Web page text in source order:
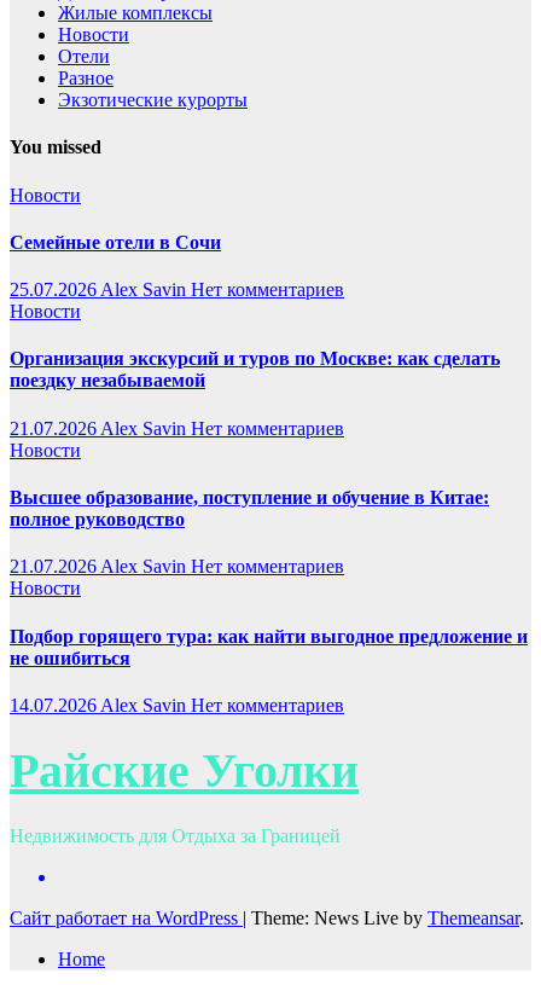
Жилые комплексы
Новости
Отели
Разное
Экзотические курорты
You missed
Новости
Семейные отели в Сочи
25.07.2026 Alex Savin Нет комментариев
Новости
Организация экскурсий и туров по Москве: как сделать
поездку незабываемой
21.07.2026 Alex Savin Нет комментариев
Новости
Высшее образование, поступление и обучение в Китае:
полное руководство
21.07.2026 Alex Savin Нет комментариев
Новости
Подбор горящего тура: как найти выгодное предложение и
не ошибиться
14.07.2026 Alex Savin Нет комментариев
Райские Уголки
Недвижимость для Отдыха за Границей
Сайт работает на WordPress | Theme: News Live by Themeansar.
Home